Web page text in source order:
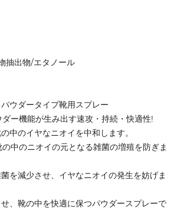
抽出物/エタノール
ウダータイプ靴用スプレー
ー機能が生み出す速攻・持続・快適性!
中のイヤなニオイを中和します。
中のニオイの元となる雑菌の増殖を防ぎま
を減少させ、イヤなニオイの発生を妨げま
、靴の中を快適に保つパウダースプレーで